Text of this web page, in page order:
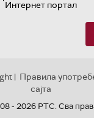
Интернет портал
| Правила
сајта
- 2026 РТС. Сва